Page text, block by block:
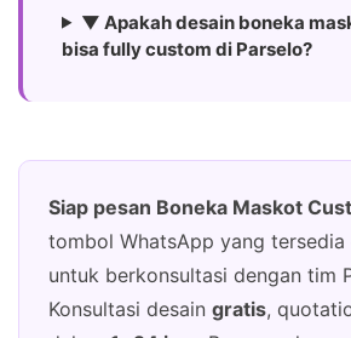
▼ Apakah desain boneka
bisa fully custom di Parselo?
Siap pesan Boneka Maskot
tombol WhatsApp yang tersedia
untuk berkonsultasi dengan tim
Konsultasi desain gratis,